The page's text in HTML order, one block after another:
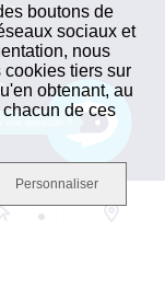
boutons de
sociaux et
nous
tiers sur
obtenant, au
de ces
Personnaliser
une question ?